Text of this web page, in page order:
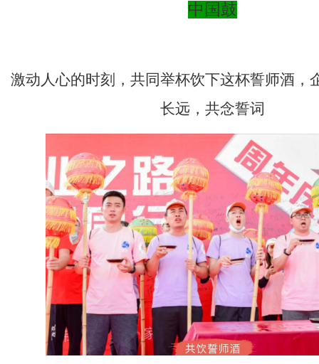
中国鼓
激动人心的时刻，共同举杯饮下这杯誓师酒，
长远，共念誓词